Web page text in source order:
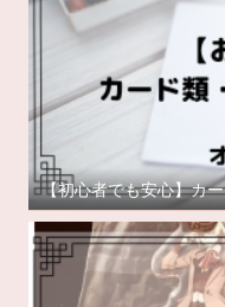
【初心者でも安心】カ